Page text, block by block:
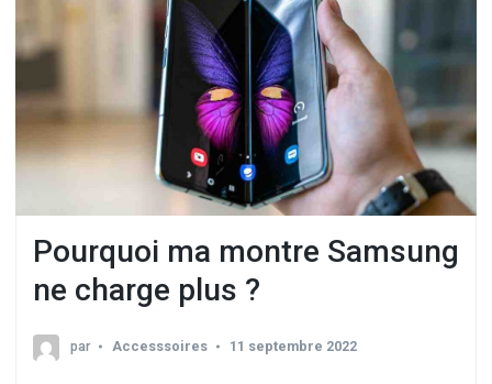
Pourquoi ma montre Samsung
ne charge plus ?
par Accesssoires 11 septembre 2022